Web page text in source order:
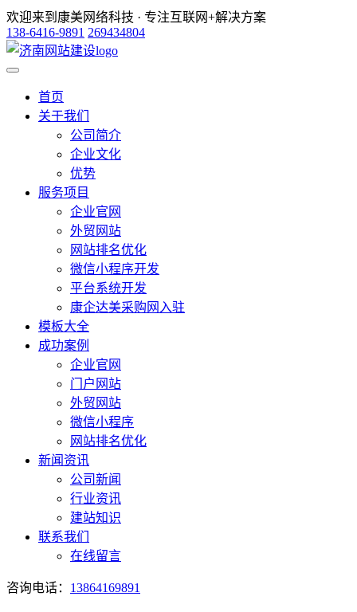
欢迎来到康美网络科技 · 专注互联网+解决方案
138-6416-9891 269434804
首页
关于我们
公司简介
企业文化
优势
服务项目
企业官网
外贸网站
网站排名优化
微信小程序开发
平台系统开发
康企达美采购网入驻
模板大全
成功案例
企业官网
门户网站
外贸网站
微信小程序
网站排名优化
新闻资讯
公司新闻
行业资讯
建站知识
联系我们
在线留言
咨询电话： 13864169891